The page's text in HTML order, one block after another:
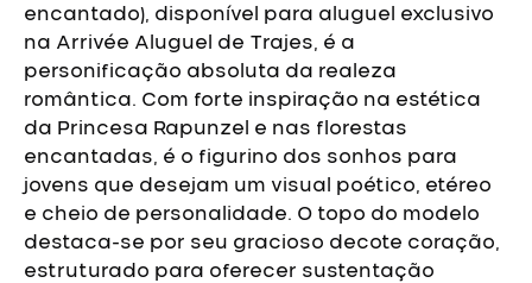
encantado), disponível para aluguel exclusivo
na Arrivée Aluguel de Trajes, é a
personificação absoluta da realeza
romântica. Com forte inspiração na estética
da Princesa Rapunzel e nas florestas
encantadas, é o figurino dos sonhos para
jovens que desejam um visual poético, etéreo
e cheio de personalidade. O topo do modelo
destaca-se por seu gracioso decote coração,
estruturado para oferecer sustentação